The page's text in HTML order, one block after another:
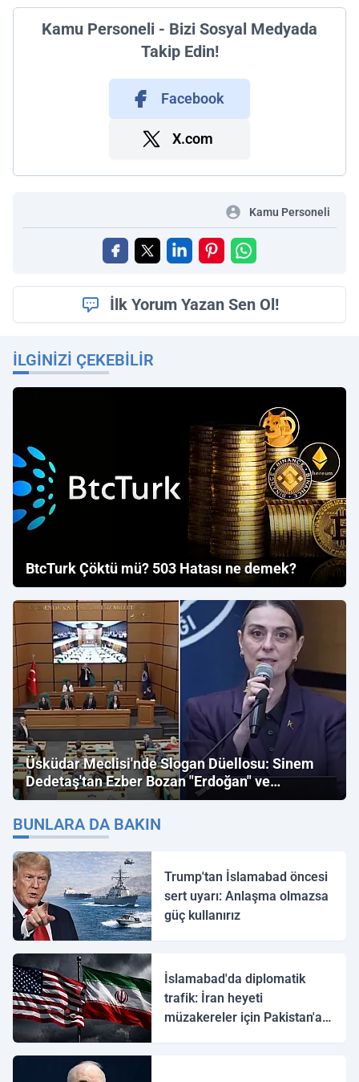
Kamu Personeli - Bizi Sosyal Medyada
Takip Edin!
Facebook
X.com
Kamu Personeli
İlk Yorum Yazan Sen Ol!
İLGINIZI ÇEKEBILIR
BtcTurk Çöktü mü? 503 Hatası ne demek?
Üsküdar Meclisi'nde Slogan Düellosu: Sinem
Dedetaş'tan Ezber Bozan "Erdoğan" ve
"İmamoğlu" Çıkışı!
BUNLARA DA BAKIN
Trump'tan İslamabad öncesi
sert uyarı: Anlaşma olmazsa
güç kullanırız
İslamabad'da diplomatik
trafik: İran heyeti
müzakereler için Pakistan'a